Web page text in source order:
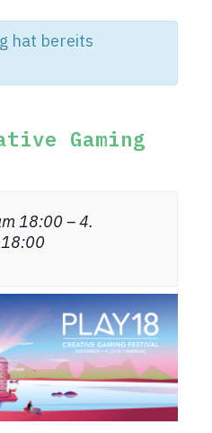
hat bereits
Gaming
18:00 –4.